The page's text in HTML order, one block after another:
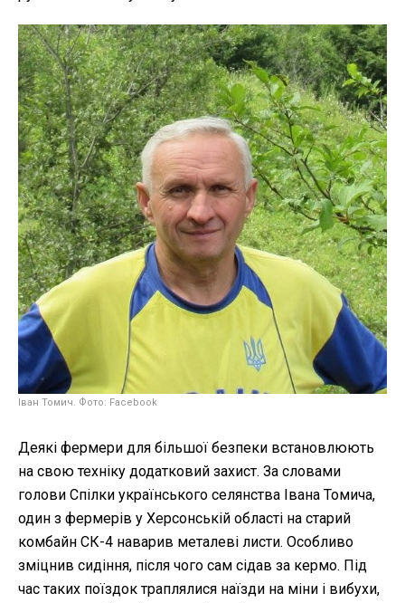
Іван Томич. Фото: Facebook
Деякі фермери для більшої безпеки встановлюють
на свою техніку додатковий захист. За словами
голови Спілки українського селянства Івана Томича,
один з фермерів у Херсонській області на старий
комбайн СК-4 наварив металеві листи. Особливо
зміцнив сидіння, після чого сам сідав за кермо. Під
час таких поїздок траплялися наїзди на міни і вибухи,